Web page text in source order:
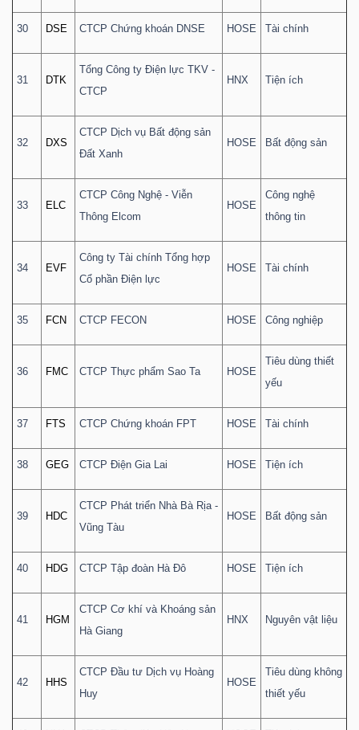
30 DSE CTCP Chứng khoán DNSE HOSE Tài chính
31 DTK
Tổng Công ty Điện lực TKV -
CTCP
HNX Tiện ích
32 DXS
CTCP Dịch vụ Bất động sản
Đất Xanh
HOSE Bất động sản
33 ELC
CTCP Công Nghệ - Viễn
Thông Elcom
HOSE
Công nghệ
thông tin
34 EVF
Công ty Tài chính Tổng hợp
Cổ phần Điện lực
HOSE Tài chính
35 FCN CTCP FECON HOSE Công nghiệp
36 FMC CTCP Thực phẩm Sao Ta HOSE
Tiêu dùng thiết
yếu
37 FTS CTCP Chứng khoán FPT HOSE Tài chính
38 GEG CTCP Điện Gia Lai HOSE Tiện ích
39 HDC
CTCP Phát triển Nhà Bà Rịa -
Vũng Tàu
HOSE Bất động sản
40 HDG CTCP Tập đoàn Hà Đô HOSE Tiện ích
41 HGM
CTCP Cơ khí và Khoáng sản
Hà Giang
HNX Nguyên vật liệu
42 HHS
CTCP Đầu tư Dịch vụ Hoàng
Huy
HOSE
Tiêu dùng không
thiết yếu